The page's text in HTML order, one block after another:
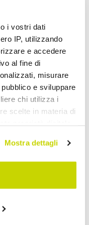
i vostri dati
IP, utilizzando
e accedere
al fine di
misurare
e sviluppare
chi utilizza i
scelte in materia di
in qualsiasi
o facendo clic
tua posizione
Mostra dettagli
Coffee Table in White
Stone - Alfred